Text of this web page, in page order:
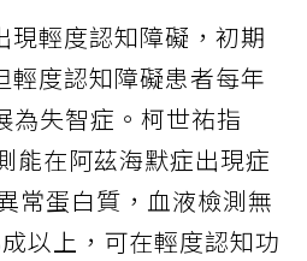
現輕度認知障礙，初期
輕度認知障礙患者每年
為失智症。柯世祐指
能在阿茲海默症出現症
常蛋白質，血液檢測無
以上，可在輕度認知功